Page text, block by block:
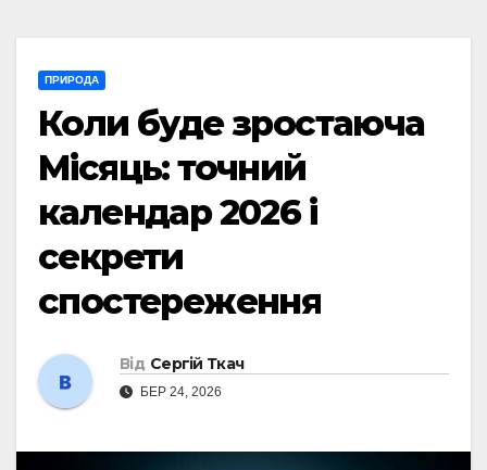
ПРИРОДА
Коли буде зростаюча
Місяць: точний
календар 2026 і
секрети
спостереження
Від Сергій Ткач
БЕР 24, 2026